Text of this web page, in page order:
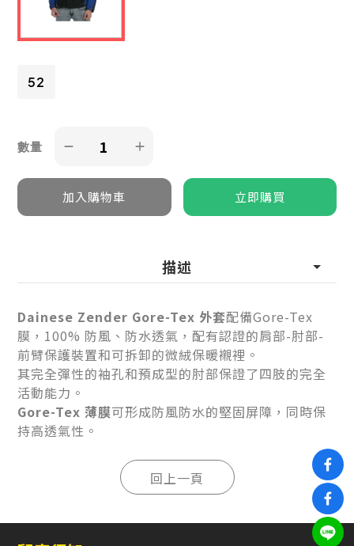
52
數量
描述
Dainese Zender Gore-Tex 外套配備Gore-Tex
膜，100% 防風、防水透氣，配有認證的肩部-肘部-
前臂保護裝置和可拆卸的微絨保暖襯裡。
其完全彈性的袖孔和預成型的肘部保證了四肢的完全
活動能力。
Gore-Tex 薄膜可形成防風防水的堅固屏障，同時保
持高透氣性。